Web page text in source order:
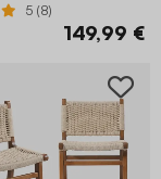
5 (8)
149,99 €